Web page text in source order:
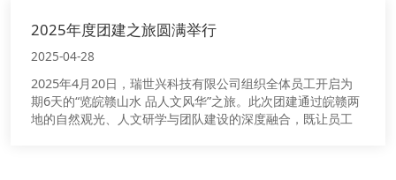
2025年度团建之旅圆满举行
2025-04-28
2025年4月20日，瑞世兴科技有限公司组织全体员工开启为
期6天的“览皖赣山水 品人文风华”之旅。此次团建通过皖赣两
地的自然观光、人文研学与团队建设的深度融合，既让员工